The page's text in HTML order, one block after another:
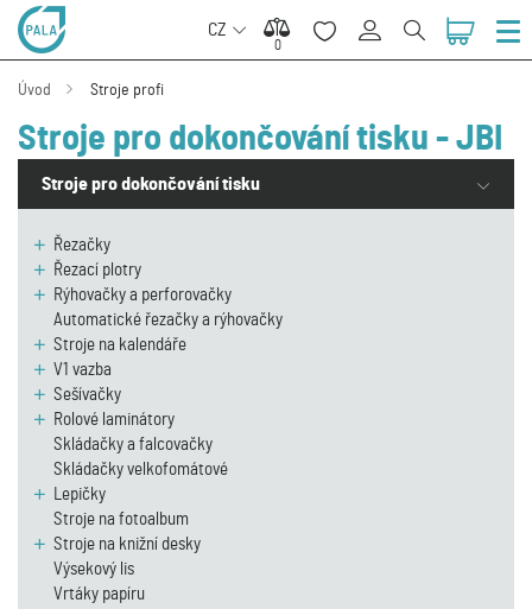
CZ
0
0
Úvod Stroje profi
Stroje pro dokončování tisku - JBI
Stroje pro dokončování tisku
Řezačky
Řezací plotry
Rýhovačky a perforovačky
Automatické řezačky a rýhovačky
Stroje na kalendáře
V1 vazba
Sešívačky
Rolové laminátory
Skládačky a falcovačky
Skládačky velkofomátové
Lepičky
Stroje na fotoalbum
Stroje na knižní desky
Výsekový lis
Vrtáky papíru